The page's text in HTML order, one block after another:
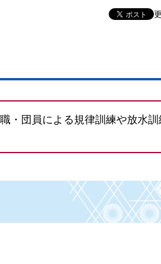
・団員による規律訓練や放水訓